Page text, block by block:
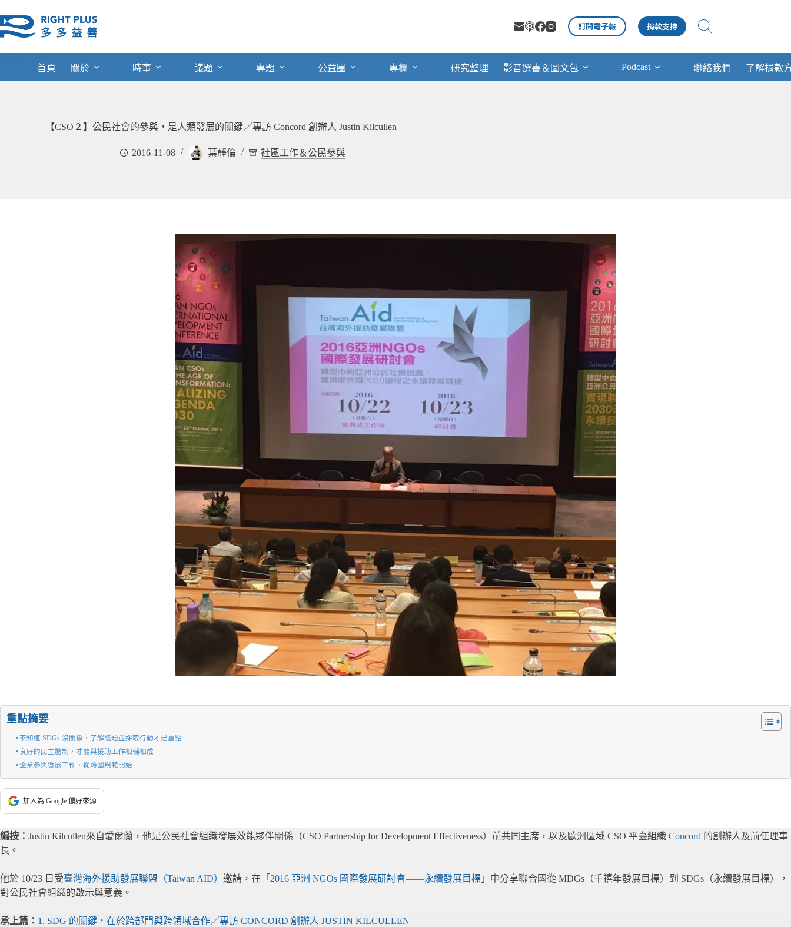
至
主
訂閱電子報 捐款支持
首頁 關於 時事 議題 專題 公益圈 專欄 研究整理 影音選書＆圖文包 Podcast 聯絡我們 了解捐款
【CSO２】公民社會的參與，是人類發展的關鍵／專訪 Concord 創辦人 Justin Kilcullen
2016-11-08 葉靜倫 社區工作＆公民參與
重點摘要
不知道 SDGs 沒關係，了解議題並採取行動才是重點
良好的民主體制，才能與援助工作相輔相成
企業參與發展工作，從跨國規範開始
加入為 Google 偏好來源
編按： Justin Kilcullen來自愛爾蘭，他是公民社會組織發展效能夥伴關係（CSO Partnership for Development Effectiveness）前共同主席，以及歐洲區域 CSO 平臺組織 Concord 的創辦人及前任理事
長。
他於 10/23 日受臺灣海外援助發展聯盟（Taiwan AID） 邀請，在 「2016 亞洲 NGOs 國際發展研討會——永續發展目標」 中分享聯合國從 MDGs（千禧年發展目標）到 SDGs（永續發展目標），
對公民社會組織的啟示與意義。
承上篇： 1. SDG 的關鍵，在於跨部門與跨領域合作／專訪 CONCORD 創辦人 JUSTIN KILCULLEN